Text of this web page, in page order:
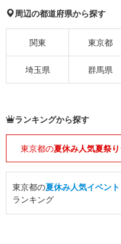
周辺の都道府県から探す
関東 東京都
埼玉県 群馬県
ランキングから探す
東京都の夏休み人気夏祭り
東京都の夏休み人気イベント
ランキング